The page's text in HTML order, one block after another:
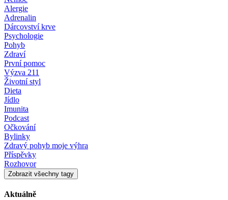
Alergie
Adrenalin
Dárcovství krve
Psychologie
Pohyb
Zdraví
První pomoc
Výzva 211
Životní styl
Dieta
Jídlo
Imunita
Podcast
Očkování
Bylinky
Zdravý pohyb moje výhra
Příspěvky
Rozhovor
Zobrazit všechny tagy
Aktuálně